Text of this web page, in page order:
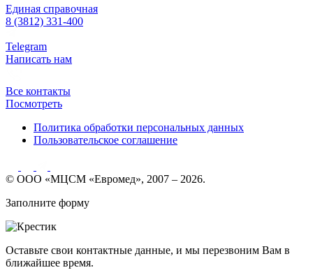
Единая справочная
8 (3812) 331-400
Telegram
Написать нам
Все контакты
Посмотреть
Политика обработки персональных данных
Пользовательское соглашение
© ООО «МЦСМ «Евромед», 2007 – 2026.
Заполните форму
Оставьте свои контактные данные, и мы перезвоним Вам в
ближайшее время.